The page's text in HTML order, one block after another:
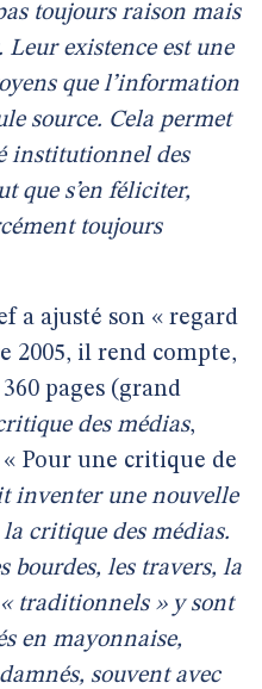
toujours raison mais
existence est une
que l’information
source. Cela permet
institutionnel des
que s’en féliciter,
toujours
a ajusté son « regard
2005, il rend compte,
pages (grand
des médias,
Pour une critique de
inventer une nouvelle
critique des médias.
bourdes, les travers, la
traditionnels » y sont
en mayonnaise,
souvent avec